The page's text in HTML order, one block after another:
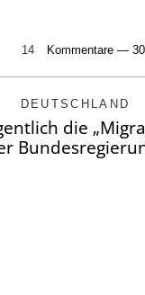
14 Kommentare —
DEUTSCHLAND
die